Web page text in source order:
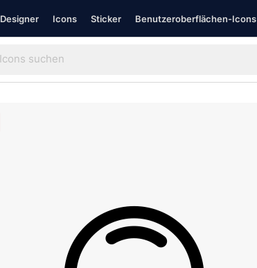
Designer Icons Sticker Benutzeroberflächen-Icons